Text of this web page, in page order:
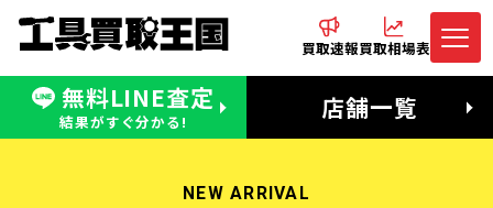
買取速報買取相場表
無料LINE査定
結果がすぐ分かる! 店舗一覧
無料LINE査定
受付：11:00〜19:00 木曜定休日
電話でお問合わせ
営業時間：11:00〜20:00
NEW ARRIVAL